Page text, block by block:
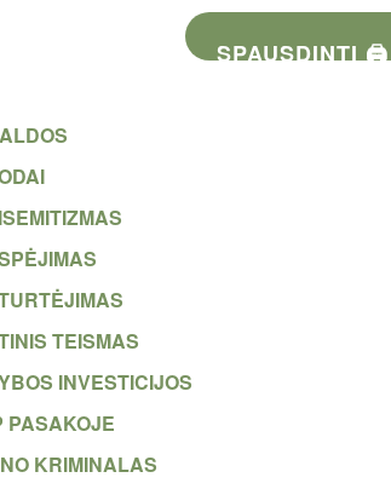
SPAUSDINTI 🖨
TEISMAS
INVESTICIJOS
KRIMINALAS